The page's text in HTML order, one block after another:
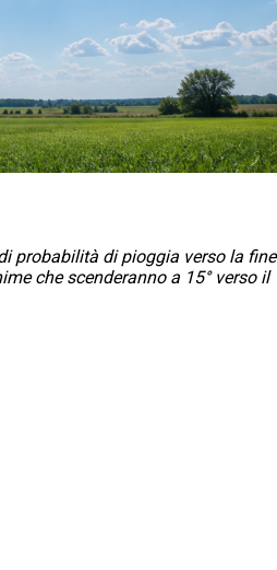
probabilità di pioggia verso la fine
che scenderanno a 15° verso il